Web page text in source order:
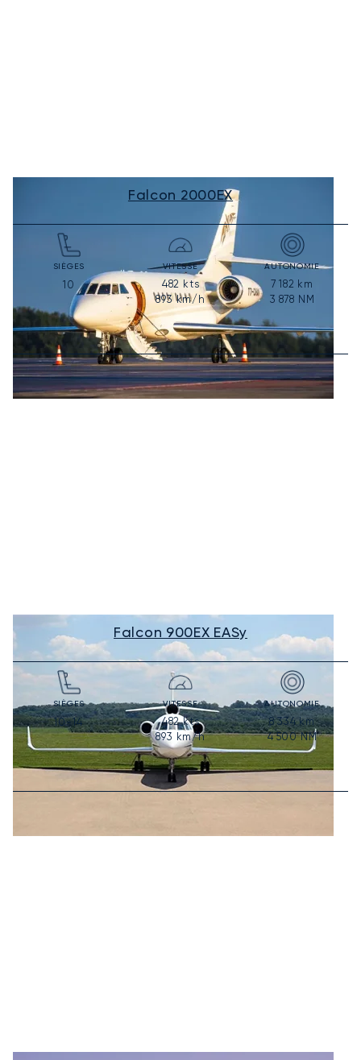
Falcon 2000EX
SIÈGES
10
VITESSE
482 kts
893km/h
AUTONOMIE
7 182 km
3 878 NM
Falcon 900EX EASy
SIÈGES
10-14
VITESSE
482kts
893 km/h
AUTONOMIE
8 334km
4 500NM